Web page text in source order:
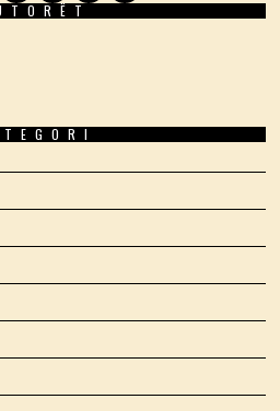
Instagram
LinkedIn
YouTube
Email